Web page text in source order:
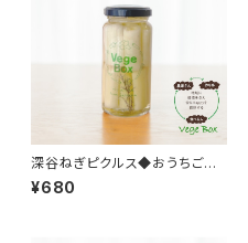
深谷ねぎピクルス◆おうちごは
ん＊ギフト
¥680